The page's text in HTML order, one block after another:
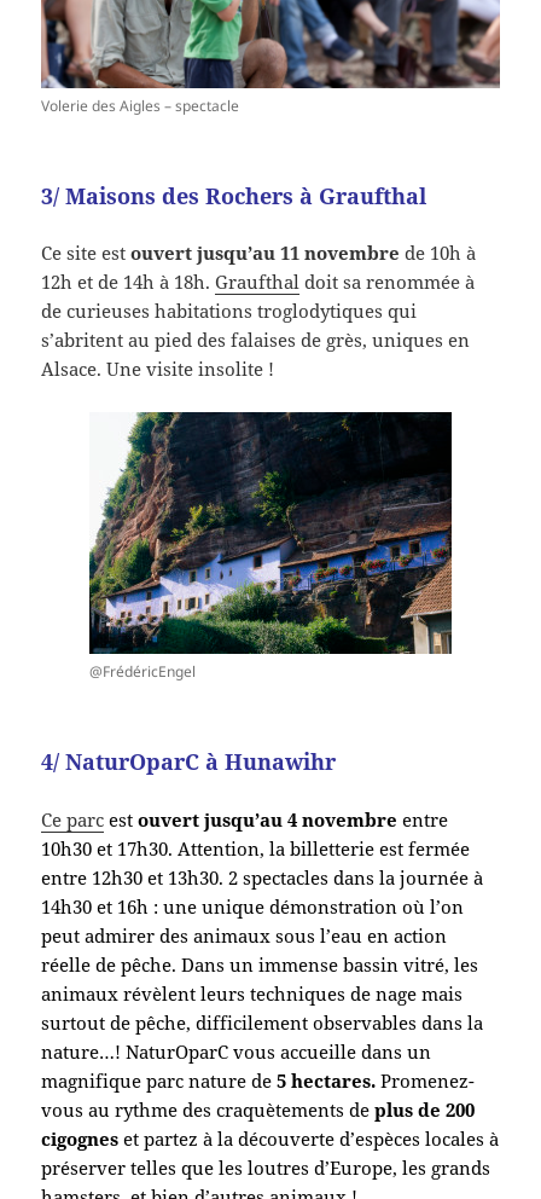
Volerie des Aigles – spectacle
3/ Maisons des Rochers à Graufthal
Ce site estouvert jusqu’au 11 novembre de 10h à
12h et de 14h à 18h.Graufthal doit sa renommée à
de curieuses habitations troglodytiques qui
s’abritent au pied des falaises de grès, uniques en
Alsace. Une visite insolite !
@FrédéricEngel
4/ NaturOparC à Hunawihr
Ce parc estouvert jusqu’au 4 novembre entre
10h30 et 17h30. Attention, la billetterie est fermée
entre 12h30 et 13h30. 2 spectacles dans la journée à
14h30 et 16h : une unique démonstration où l’on
peut admirer des animaux sous l’eau en action
réelle de pêche.Dans un immense bassin vitré, les
animaux révèlent leurs techniques de nage mais
surtout de pêche, difficilement observables dans la
nature…! NaturOparC vous accueille dans un
magnifique parc nature de 5 hectares. Promenez-
vous au rythme des craquètements deplus de 200
cigognes et partez à la découverte d’espèces locales à
préserver telles que les loutres d’Europe, les grands